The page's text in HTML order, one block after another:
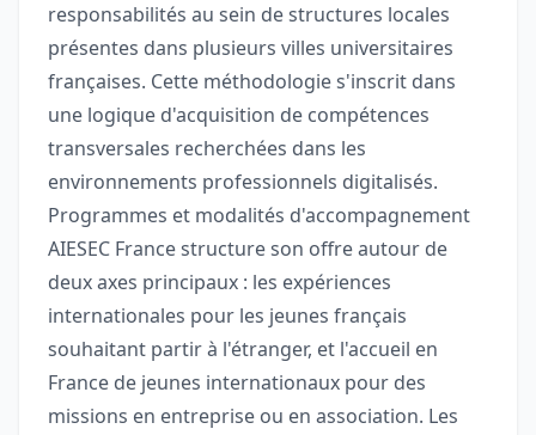
responsabilités au sein de structures locales
présentes dans plusieurs villes universitaires
françaises. Cette méthodologie s'inscrit dans
une logique d'acquisition de compétences
transversales recherchées dans les
environnements professionnels digitalisés.
Programmes et modalités d'accompagnement
AIESEC France structure son offre autour de
deux axes principaux : les expériences
internationales pour les jeunes français
souhaitant partir à l'étranger, et l'accueil en
France de jeunes internationaux pour des
missions en entreprise ou en association. Les